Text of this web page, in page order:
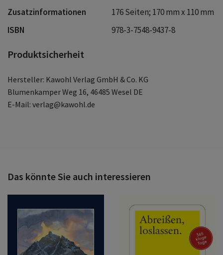
Zusatzinformationen
176 Seiten; 170 mm x 110 mm
ISBN
978-3-7548-9437-8
Produktsicherheit
Hersteller: Kawohl Verlag GmbH & Co. KG
Blumenkamper Weg 16, 46485 Wesel DE
E-Mail: verlag@kawohl.de
Das könnte Sie auch interessieren